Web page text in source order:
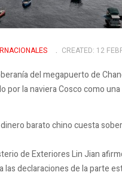
CREATED: 12
del megapuerto de
por la naviera Cosco como
dinero barato chino cuesta
de Exteriores Lin Jian
declaraciones de la parte